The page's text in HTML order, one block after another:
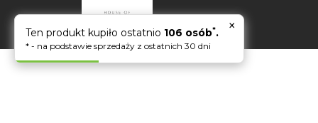
×
Ten produkt kupiło ostatnio 106 osób*.
* - na podstawie sprzedaży z ostatnich 30 dni